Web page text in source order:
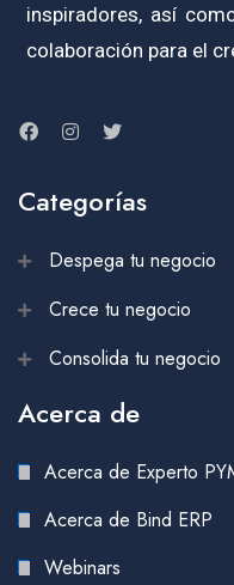
inspiradores, así
colaboración para el
Categorías
Despega tu negocio
Crece tu negocio
Consolida tu negocio
Acerca de
Acerca de Experto
Acerca de Bind ERP
Webinars